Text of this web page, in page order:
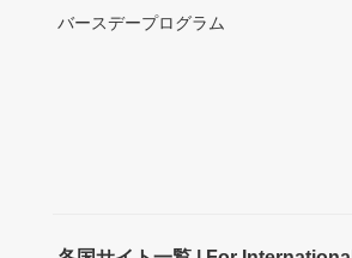
バースデープログラム